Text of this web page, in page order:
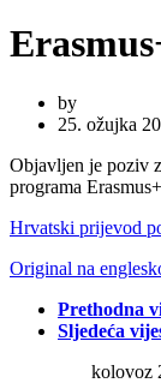
by
25. ožujka
Objavljen je poziv
programa
Hrvatski prijevod
Original na
Prethodna
Sljedeća
kolovoz